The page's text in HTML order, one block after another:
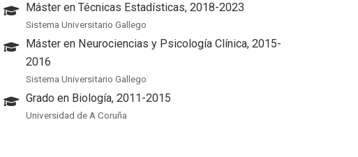
Máster en Técnicas Estadísticas, 2018-2023
Sistema Universitario Gallego
Máster en Neurociencias y Psicología Clínica, 2015-
2016
Sistema Universitario Gallego
Grado en Biología, 2011-2015
Universidad de A Coruña